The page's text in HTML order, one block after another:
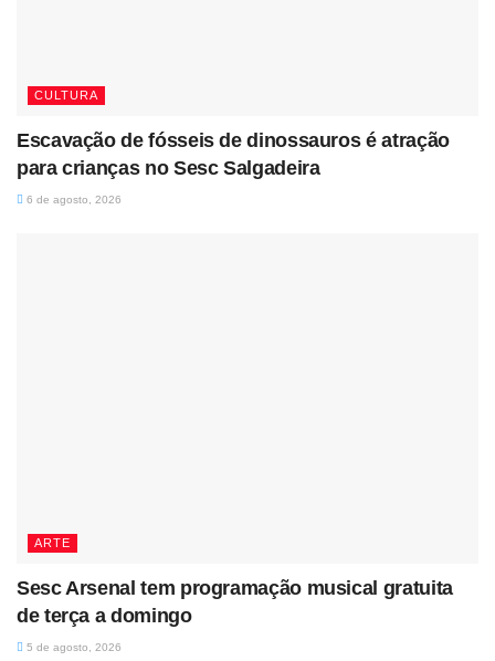
CULTURA
Escavação de fósseis de dinossauros é atração
para crianças no Sesc Salgadeira
6 de agosto, 2026
ARTE
Sesc Arsenal tem programação musical gratuita
de terça a domingo
5 de agosto, 2026